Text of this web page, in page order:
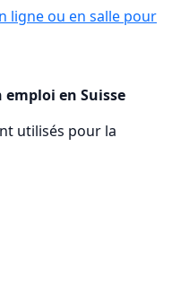
ligne ou en salle pour
en Suisse
utilisés pour la